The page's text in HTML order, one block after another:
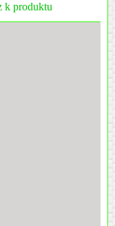
k produktu